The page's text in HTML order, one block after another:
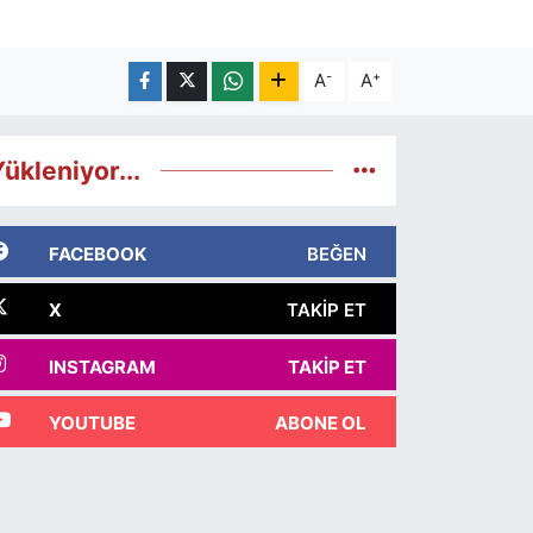
A- A+
FACEBOOK BEĞEN
X TAKIP ET
INSTAGRAM TAKIP ET
YOUTUBE ABONE OL